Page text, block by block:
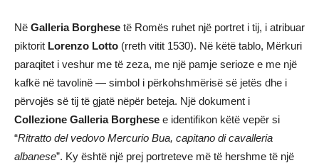
Në Galleria Borghese të Romës ruhet një portret i tij, i atribuar
piktorit Lorenzo Lotto (rreth vitit 1530). Në këtë tablo, Mërkuri
paraqitet i veshur me të zeza, me një pamje serioze e me një
kafkë në tavolinë — simbol i përkohshmërisë së jetës dhe i
përvojës së tij të gjatë nëpër beteja. Një dokument i
Collezione Galleria Borghese e identifikon këtë vepër si
“Ritratto del vedovo Mercurio Bua, capitano di cavalleria
albanese”. Ky është një prej portreteve më të hershme të një